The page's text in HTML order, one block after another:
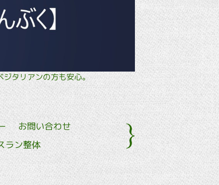
ル・ ベジタリアンの方も安心。
お問い合わせ
ラン整体